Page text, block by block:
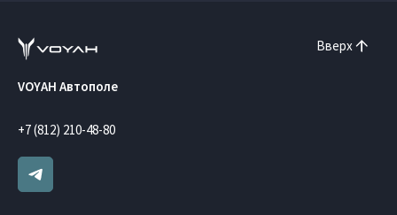
Вверх
VOYAH Автополе
+7 (812) 210-48-80